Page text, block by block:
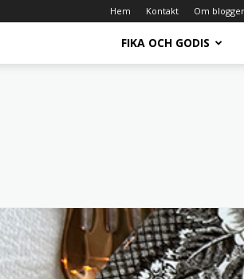
Hem Kontakt Om
FIKA OCH GODIS